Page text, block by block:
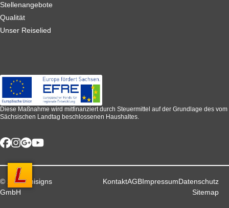
Stellenangebote
Qualität
Unser Reiselied
Diese Maßnahme wird mitfinanziert durch Steuermittel auf der Grundlage des vom
Sächsischen Landtag beschlossenen Haushaltes.
© 2026 unisigns
GmbH
KontaktAGBImpressumDatenschutz
Sitemap